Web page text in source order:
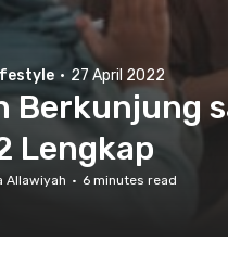
· 27 April 2022
Berkunjung
Lengkap
Allawiyah · 6 minutes read